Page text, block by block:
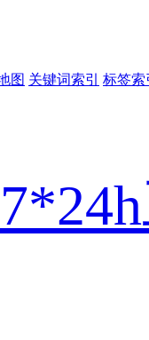
图 关键词索引 标签索